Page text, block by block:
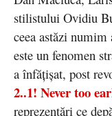
stilistului Ovidiu
ceea astăzi numim
este un fenomen
a înfățișat, post
2..1! Never too
reprezentări ce